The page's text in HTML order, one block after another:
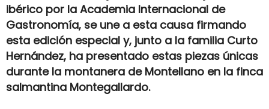
ibérico por la Academia Internacional de
Gastronomía, se une a esta causa firmando
esta edición especial y, junto a la familia Curto
Hernández, ha presentado estas piezas únicas
durante la montanera de Montellano en la finca
salmantina Montegallardo.